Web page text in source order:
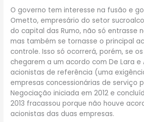
O governo tem interesse na fusão e
Ometto, empresário do setor
do capital das Rumo, não só entrasse
mas também se tornasse o principal
controle. Isso só ocorrerá, porém, se
chegarem a um acordo com De Lara e
acionistas de referência (uma
empresas concessionárias de serviço
Negociação iniciada em 2012 e
2013 fracassou porque não houve
acionistas das duas empresas.